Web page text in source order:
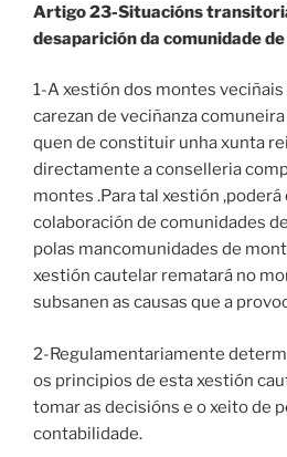
Artigo 23-Situacións
desaparición da comunidade
1-A xestión dos montes
carezan de veciñanza
quen de constituir unha xunta
directamente a conselleria
montes .Para tal xestión ,poderá
colaboración de comunidades
polas mancomunidades de
xestión cautelar rematará no
subsanen as causas que a
2-Regulamentariamente
os principios de esta xestión
tomar as decisións e o xeito de
contabilidade.